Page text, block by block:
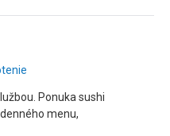
Ponuka sushi
menu,